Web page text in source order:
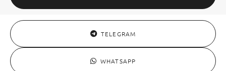
TELEGRAM
WHATSAPP